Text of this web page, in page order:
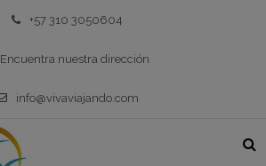
+57 310 3050604
Encuentra nuestra dirección
info@vivaviajando.com